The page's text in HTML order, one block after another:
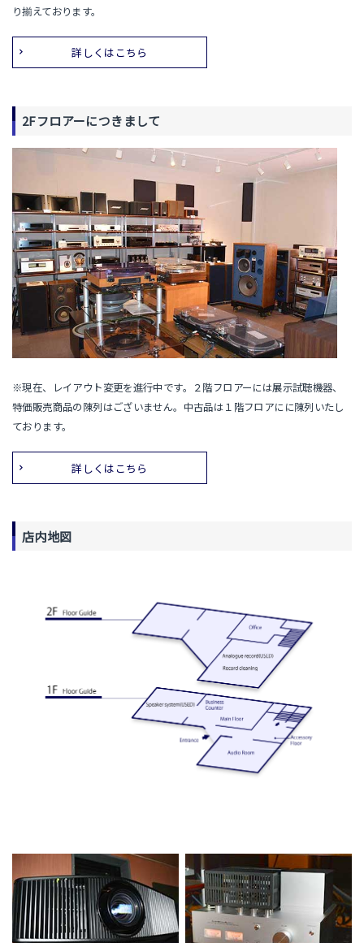
り揃えております。
詳しくはこちら
2Fフロアーにつきまして
※現在、レイアウト変更を進行中です。２階フロアーには展示試聴機器、
特価販売商品の陳列はございません。中古品は１階フロアにに陳列いたし
ております。
詳しくはこちら
店内地図